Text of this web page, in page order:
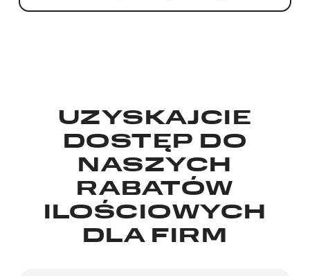
UZYSKAJCIE
DOSTĘP DO
NASZYCH
RABATÓW
ILOŚCIOWYCH
DLA FIRM